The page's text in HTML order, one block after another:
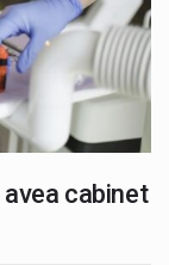
cabinet